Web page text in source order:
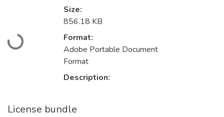
Loading...
Size:
856.18 KB
Format:
Adobe Portable Document
Format
Description:
License bundle